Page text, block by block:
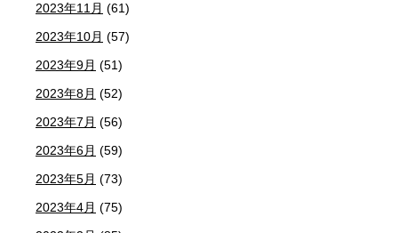
2023年11月 (61)
2023年10月 (57)
2023年9月 (51)
2023年8月 (52)
2023年7月 (56)
2023年6月 (59)
2023年5月 (73)
2023年4月 (75)